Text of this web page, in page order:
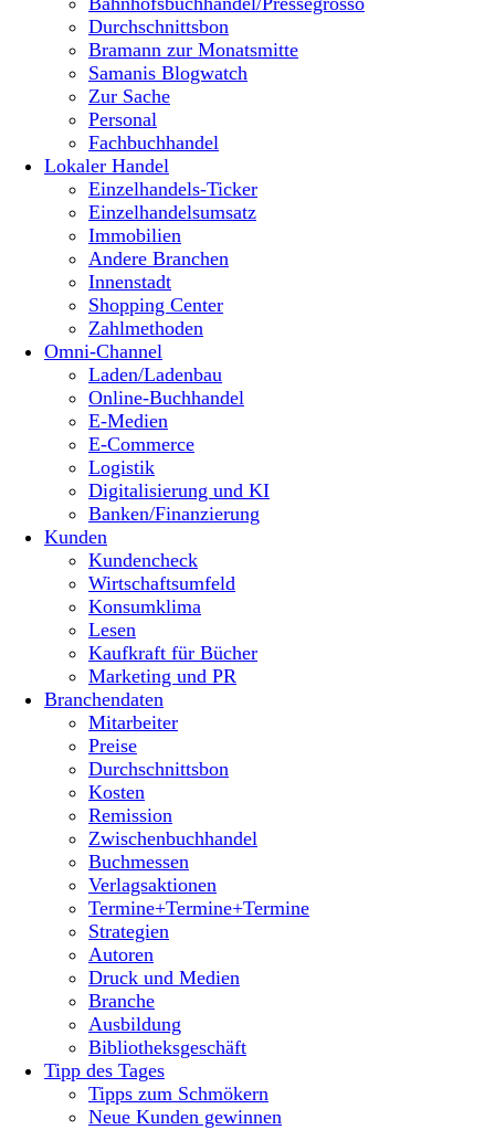
Durchschnittsbon
Bramann zur Monatsmitte
Samanis Blogwatch
Zur Sache
Personal
Fachbuchhandel
Lokaler Handel
Einzelhandels-Ticker
Einzelhandelsumsatz
Immobilien
Andere Branchen
Innenstadt
Shopping Center
Zahlmethoden
Omni-Channel
Laden/Ladenbau
Online-Buchhandel
E-Medien
E-Commerce
Logistik
Digitalisierung und KI
Banken/Finanzierung
Kunden
Kundencheck
Wirtschaftsumfeld
Konsumklima
Lesen
Kaufkraft für Bücher
Marketing und PR
Branchendaten
Mitarbeiter
Preise
Durchschnittsbon
Kosten
Remission
Zwischenbuchhandel
Buchmessen
Verlagsaktionen
Termine+Termine+Termine
Strategien
Autoren
Druck und Medien
Branche
Ausbildung
Bibliotheksgeschäft
Tipp des Tages
Tipps zum Schmökern
Neue Kunden gewinnen